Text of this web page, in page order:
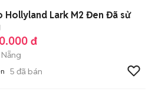
Hollyland Lark M2 Đen Đã sử
đ
5 đã bán